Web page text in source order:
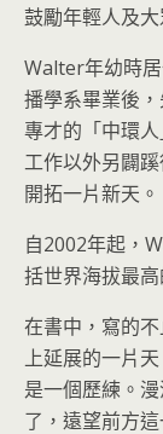
鼓勵年輕人及
Walter年幼時
播學系畢業後
專才的「中環
工作以外另闢
開拓一片新天。
自2002年起，
括世界海拔最
在書中，寫的
上延展的一片
是一個歷練。
了，遠望前方